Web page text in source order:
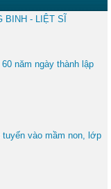
BINH - LIỆT SĨ
năm ngày thành lập
vào mầm non, lớp